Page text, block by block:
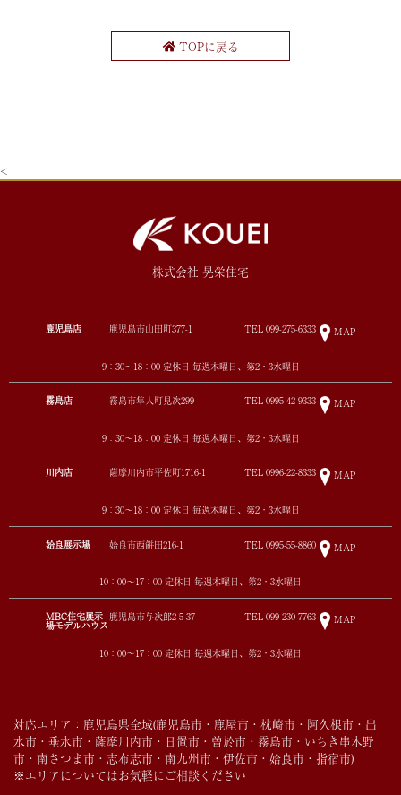
TOPに戻る
<
株式会社 晃栄住宅
鹿児島店 鹿児島市山田町377-1 TEL 099-275-6333 MAP
9：30～18：00 定休日 毎週木曜日、第2・3水曜日
霧島店 霧島市隼人町見次299 TEL 0995-42-9333 MAP
9：30～18：00 定休日 毎週木曜日、第2・3水曜日
川内店 薩摩川内市平佐町1716-1 TEL 0996-22-8333 MAP
9：30～18：00 定休日 毎週木曜日、第2・3水曜日
姶良展示場 姶良市西餅田216-1 TEL 0995-55-8860 MAP
10：00～17：00 定休日 毎週木曜日、第2・3水曜日
MBC住宅展示
場モデルハウス
鹿児島市与次郎2-5-37 TEL 099-230-7763 MAP
10：00～17：00 定休日 毎週木曜日、第2・3水曜日
対応エリア：鹿児島県全域(鹿児島市・鹿屋市・枕崎市・阿久根市・出
水市・垂水市・薩摩川内市・日置市・曽於市・霧島市・いちき串木野
市・南さつま市・志布志市・南九州市・伊佐市・姶良市・指宿市)
※エリアについてはお気軽にご相談ください